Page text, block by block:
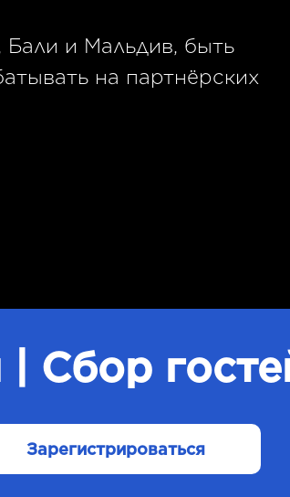
Бали и Мальдив, быть
на партнёрских
Сбор
Зарегистрироваться